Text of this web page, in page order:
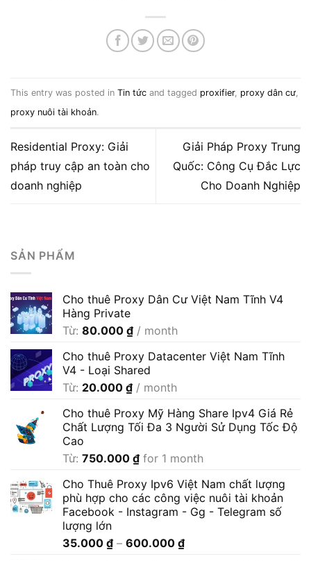
This entry was posted in Tin tức and tagged proxifier, proxy dân cư
proxy nuôi tài khoản.
Residential Proxy: Giải
pháp truy cập an toàn cho
doanh nghiệp
Giải Pháp Proxy Trung
Quốc: Công Cụ Đắc Lực
Cho Doanh Nghiệp
SẢN PHẨM
Cho thuê Proxy Dân Cư Việt Nam Tĩnh V4
Hàng Private
Từ: 80.000 ₫ / month
Cho thuê Proxy Datacenter Việt Nam Tĩnh
V4 - Loại Shared
Từ: 20.000 ₫ / month
Cho thuê Proxy Mỹ Hàng Share Ipv4 Giá Rẻ
Chất Lượng Tối Đa 3 Người Sử Dụng Tốc Độ
Cao
Từ: 750.000 ₫ for 1 month
Cho Thuê Proxy Ipv6 Việt Nam chất lượng
phù hợp cho các công việc nuôi tài khoản
Facebook - Instagram - Gg - Telegram số
lượng lớn
35.000 ₫ – 600.000 ₫Khoảng